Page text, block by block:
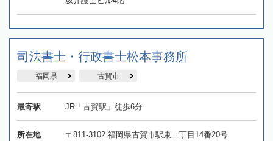
司法書士・行政書士松本事務所
福岡県 古賀市
最寄駅 JR「古賀駅」徒歩6分
所在地 〒811-3102 福岡県古賀市駅東二丁目14番20号